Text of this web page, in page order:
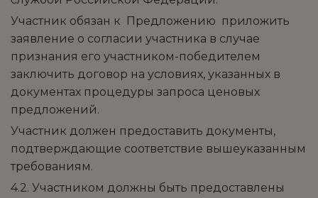
Участник обязан к Предложению приложить
заявление о согласии участника в случае
признания его участником-победителем
заключить договор на условиях, указанных в
документах процедуры запроса ценовых
предложений.
Участник должен предоставить документы,
подтверждающие соответствие вышеуказанным
требованиям.
4.2. Участником должны быть предоставлены